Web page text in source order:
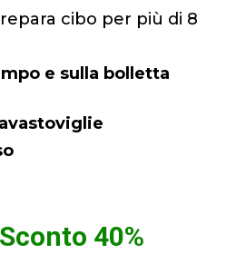
cibo per più di 8
e sulla bolletta
40%